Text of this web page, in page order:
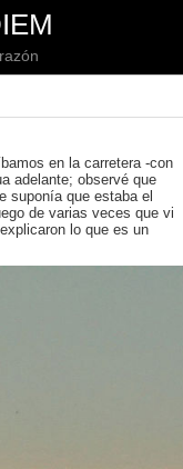
en la carretera -con
adelante; observé que
suponía que estaba el
de varias veces que vi
lo que es un